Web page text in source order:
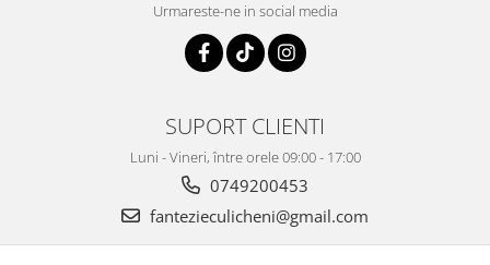
Urmareste-ne in social media
SUPORT CLIENTI
Luni - Vineri, între orele 09:00 - 17:00
0749200453
fantezieculicheni@gmail.com